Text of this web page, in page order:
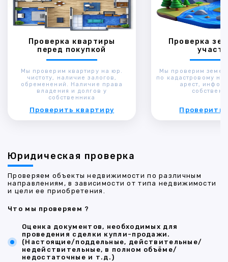
Проверка квартиры
перед покупкой
Мы проверим квартиру на юр.
чистоту, наличие залогов,
обременений. Наличие права
владения и долгов у
собственника
Проверить квартиру
Проверка
Мы проверим
по кадастровому
арест,
Проверить
Юридическая проверка
Проверяем объекты недвижимости по различным
направлениям, в зависимости от типа недвижимости
и цели ее приобретения.
Что мы проверяем ?
Оценка документов, необходимых для
проведения сделки купли-продажи.
(Настоящие/поддельные, действительные/
недействительные, в полном объёме/
недостаточные и т.д.)